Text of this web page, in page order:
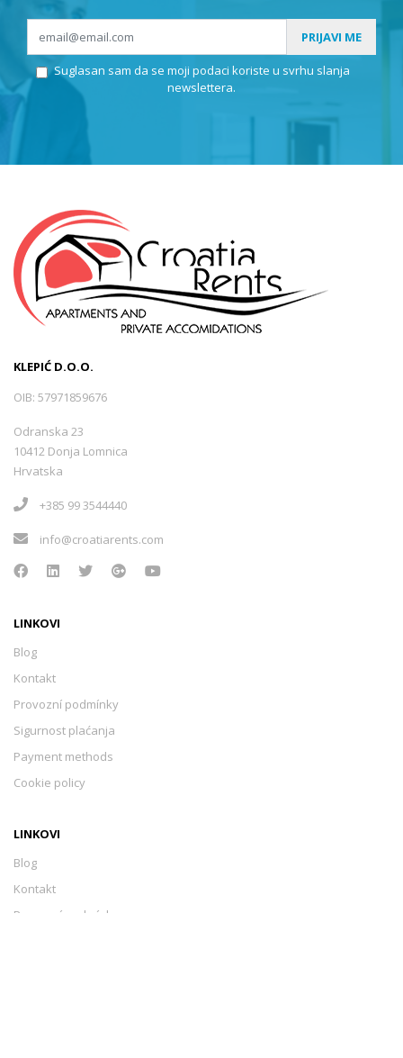
PRIJAVI ME
Suglasan sam da se moji podaci koriste u svrhu slanja
newslettera.
KLEPIĆ D.O.O.
OIB: 57971859676
Odranska 23
10412 Donja Lomnica
Hrvatska
+385 99 3544440
info@croatiarents.com
LINKOVI
Blog
Kontakt
Provozní podmínky
Sigurnost plaćanja
Payment methods
Cookie policy
LINKOVI
Blog
Kontakt
Provozní podmínky